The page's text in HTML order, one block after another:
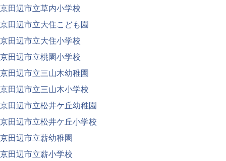
京田辺市立草内小学校
京田辺市立大住こども園
京田辺市立大住小学校
京田辺市立桃園小学校
京田辺市立三山木幼稚園
京田辺市立三山木小学校
京田辺市立松井ケ丘幼稚園
京田辺市立松井ケ丘小学校
京田辺市立薪幼稚園
京田辺市立薪小学校